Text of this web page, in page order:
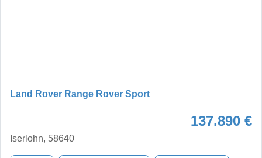
Land Rover Range Rover Sport
137.890 €
Iserlohn, 58640